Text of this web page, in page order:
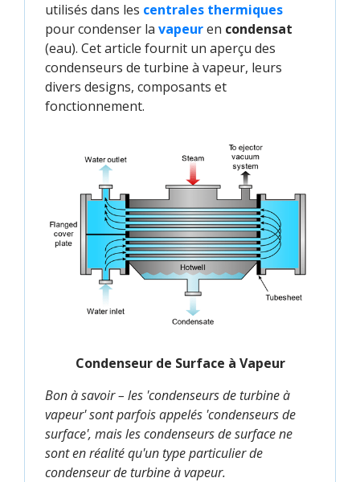
utilisés dans les centrales thermiques
pour condenser la vapeuren condensat
(eau). Cet article fournit un aperçu des
condenseurs de turbine à vapeur, leurs
divers designs, composants et
fonctionnement.
Condenseur de Surface à Vapeur
Bon à savoir – les 'condenseurs de turbine à
vapeur' sont parfois appelés 'condenseurs de
surface', mais les condenseurs de surface ne
sont en réalité qu'un type particulier de
condenseur de turbine à vapeur.